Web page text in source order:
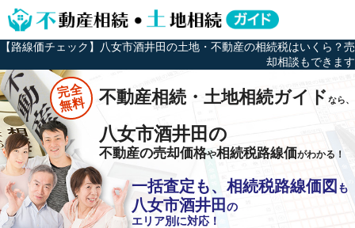
【路線価チェック】八女市酒井田の土地・不動産の相続税はいくら？売
却相談もできます
完全
無料 不動産相続・土地相続ガイドなら、
八女市酒井田の
不動産の売却価格や相続税路線価がわかる！
一括査定も、相続税路線価図 も
八女市酒井田 の
エリア別に対応！